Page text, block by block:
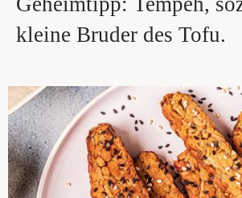
kleine Bruder des Tofu.